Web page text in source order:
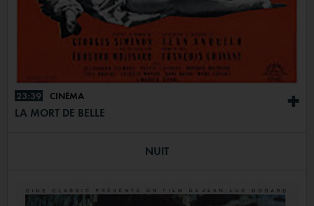
+
23:39 CINÉMA
LA MORT DE BELLE
NUIT